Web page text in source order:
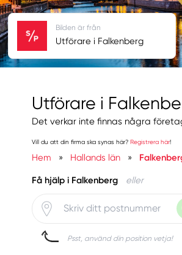
Utförare i
Det verkar inte finnas några
Vill du att din firma ska synas här? Registrera här!
Hem » Hallands län »
Få hjälp i Falkenberg eller
Psst, använd din position vetja!
Bilden är från
Utförare i Falkenberg